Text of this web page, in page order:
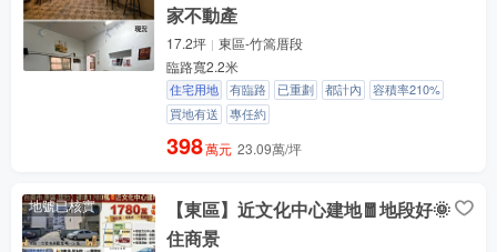
家不動產
17.2坪
東區-竹篙厝段
臨路寬2.2米
住宅用地 有臨路 已重劃 都計內
容積率210%
買地有送
專任約
398萬元 23.09萬/坪
地號已核實
【東區】近文化中心建地🧧地段好🌞
住商景